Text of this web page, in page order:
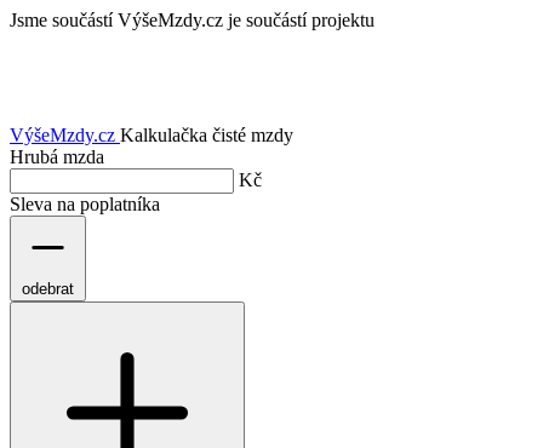
Jsme součástí VýšeMzdy.cz je součástí projektu
VýšeMzdy.cz Kalkulačka čisté mzdy
Hrubá mzda
Kč
Sleva na poplatníka
odebrat